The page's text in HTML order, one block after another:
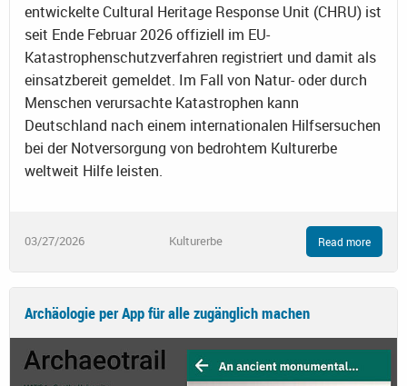
entwickelte Cultural Heritage Response Unit (CHRU) ist
seit Ende Februar 2026 offiziell im EU-
Katastrophenschutzverfahren registriert und damit als
einsatzbereit gemeldet. Im Fall von Natur- oder durch
Menschen verursachte Katastrophen kann
Deutschland nach einem internationalen Hilfsersuchen
bei der Notversorgung von bedrohtem Kulturerbe
weltweit Hilfe leisten.
03/27/2026 Kulturerbe Read more
Archäologie per App für alle zugänglich machen